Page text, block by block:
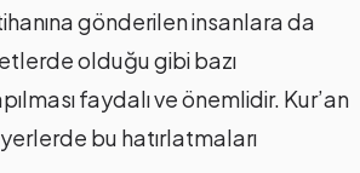
gönderilen insanlara da
olduğu gibi bazı
faydalı ve önemlidir. Kur’an
bu hatırlatmaları